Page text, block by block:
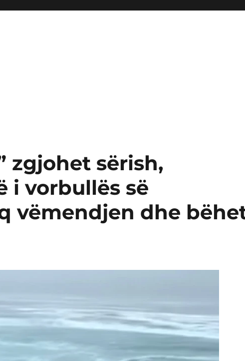
zgjohet sërish,
i vorbullës së
vëmendjen dhe